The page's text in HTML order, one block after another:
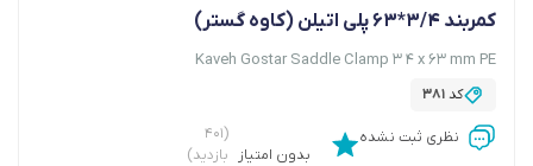
کمربند 3/4*63 پلی اتیلن (کاوه گستر)
Kaveh Gostar Saddle Clamp 3 4 x 63 mm PE
کد381
نظری ثبت نشده
بدون امتیاز
(۴۰۱
بازدید)